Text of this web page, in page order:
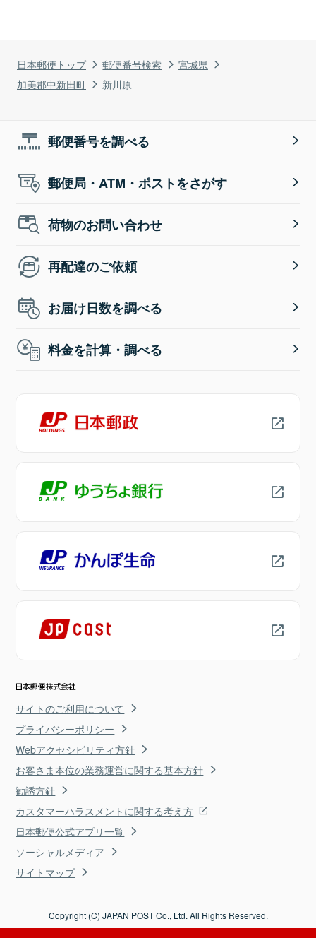
日本郵便トップ 郵便番号検索
宮城県
加美郡中新田町
新川原
郵便番号を調べる
郵便局・ATM・ポストをさがす
荷物のお問い合わせ
再配達のご依頼
お届け日数を調べる
料金を計算・調べる
サイトのご利用について
プライバシーポリシー
Webアクセシビリティ方針
お客さま本位の業務運営に関する基本方針
勧誘方針
カスタマーハラスメントに関する考え方
日本郵便公式アプリ一覧
ソーシャルメディア
サイトマップ
Copyright (C) JAPAN POST Co., Ltd. All Rights Reserved.